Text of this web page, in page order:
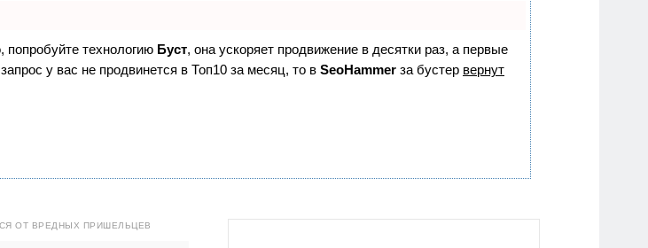
попробуйте технологию Буст, она ускоряет продвижение в десятки раз, а первые
у вас не продвинется в Топ10 за месяц, то в SeoHammer за бустер вернут
ОТ ВРЕДНЫХ ПРИШЕЛЬЦЕВ